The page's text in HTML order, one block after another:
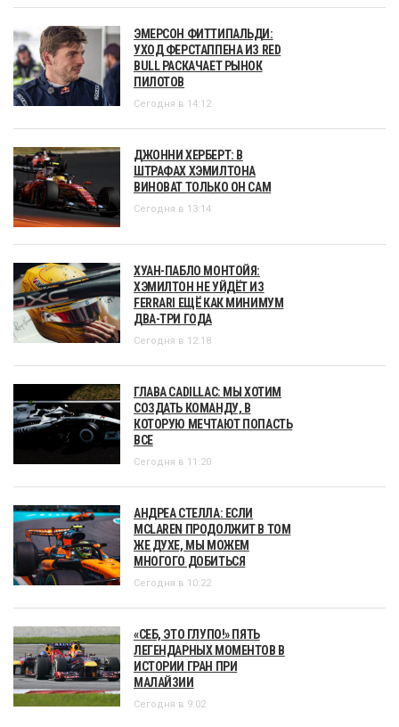
ЭМЕРСОН ФИТТИПАЛЬДИ:
УХОД ФЕРСТАППЕНА ИЗ RED
BULL РАСКАЧАЕТ РЫНОК
ПИЛОТОВ
Сегодня в 14:12
ДЖОННИ ХЕРБЕРТ: В
ШТРАФАХ ХЭМИЛТОНА
ВИНОВАТ ТОЛЬКО ОН САМ
Сегодня в 13:14
ХУАН-ПАБЛО МОНТОЙЯ:
ХЭМИЛТОН НЕ УЙДЁТ ИЗ
FERRARI ЕЩЁ КАК МИНИМУМ
ДВА-ТРИ ГОДА
Сегодня в 12:18
ГЛАВА CADILLAC: МЫ ХОТИМ
СОЗДАТЬ КОМАНДУ, В
КОТОРУЮ МЕЧТАЮТ ПОПАСТЬ
ВСЕ
Сегодня в 11:20
АНДРЕА СТЕЛЛА: ЕСЛИ
MCLAREN ПРОДОЛЖИТ В ТОМ
ЖЕ ДУХЕ, МЫ МОЖЕМ
МНОГОГО ДОБИТЬСЯ
Сегодня в 10:22
«СЕБ, ЭТО ГЛУПО!» ПЯТЬ
ЛЕГЕНДАРНЫХ МОМЕНТОВ В
ИСТОРИИ ГРАН ПРИ
МАЛАЙЗИИ
Сегодня в 9:02